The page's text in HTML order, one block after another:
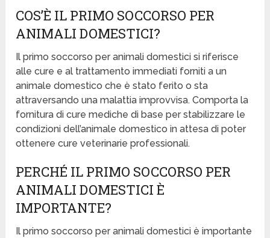
COS’È IL PRIMO SOCCORSO PER
ANIMALI DOMESTICI?
Il primo soccorso per animali domestici si riferisce
alle cure e al trattamento immediati forniti a un
animale domestico che è stato ferito o sta
attraversando una malattia improvvisa. Comporta la
fornitura di cure mediche di base per stabilizzare le
condizioni dell’animale domestico in attesa di poter
ottenere cure veterinarie professionali.
PERCHÉ IL PRIMO SOCCORSO PER
ANIMALI DOMESTICI È
IMPORTANTE?
Il primo soccorso per animali domestici è importante